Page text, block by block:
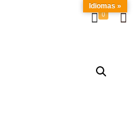
0
Idiomas »